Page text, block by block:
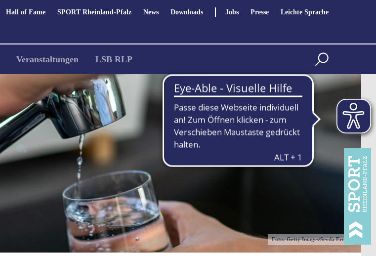
Veranstaltungen LSB RLP
Hall of Fame SPORT Rheinland-Pfalz News Downloads Jobs Presse Leichte Sprache
Foto: Getty Images/Sevda Ercan